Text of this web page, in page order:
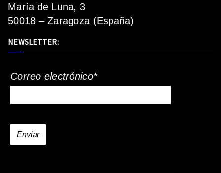
María de Luna, 3
50018 – Zaragoza (España)
NEWSLETTER:
Correo electrónico*